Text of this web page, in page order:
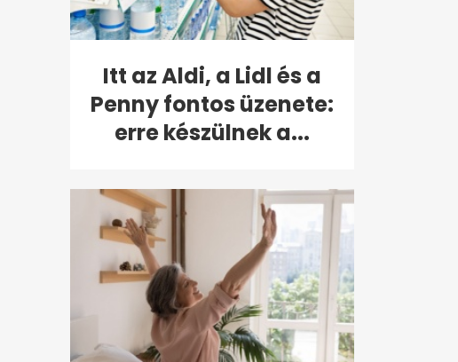
Itt az Aldi, a Lidl és a
Penny fontos üzenete:
erre készülnek a...